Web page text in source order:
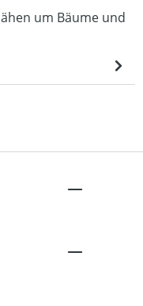
um Bäume und